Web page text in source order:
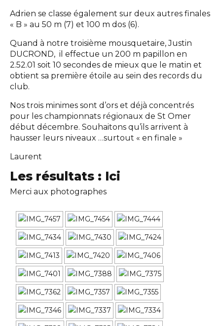
Adrien se classe également sur deux autres finales
« B » au 50 m (7) et 100 m dos (6).
Quand à notre troisième mousquetaire, Justin
DUCROND, il effectue un 200 m papillon en
2.52.01 soit 10 secondes de mieux que le matin et
obtient sa première étoile au sein des records du
club.
Nos trois minimes sont d’ors et déjà concentrés
pour les championnats régionaux de St Omer
début décembre. Souhaitons qu’ils arrivent à
hausser leurs niveaux …surtout « en finale »
Laurent
Les résultats : Ici
Merci aux photographes